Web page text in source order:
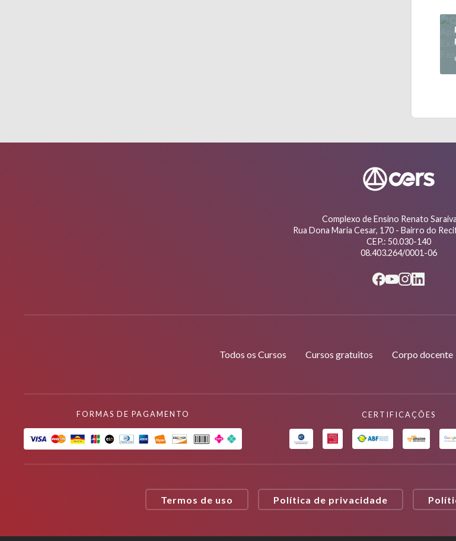
Complexo de Ensino Renato
Rua Dona Maria Cesar, 170 - Bairro do
CEP.: 50.030-140
08.403.264/0001-06
Todos os Cursos Cursos gratuitos Corpo docente
FORMAS DE PAGAMENTO CERTIFICAÇÕES
Termos de uso Política de privacidade